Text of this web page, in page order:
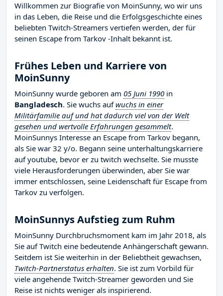
Willkommen zur Biografie von MoinSunny, wo wir uns
in das Leben, die Reise und die Erfolgsgeschichte eines
beliebten Twitch-Streamers vertiefen werden, der für
seinen Escape from Tarkov -Inhalt bekannt ist.
Frühes Leben und Karriere von
MoinSunny
MoinSunny wurde geboren am 05 Juni 1990 in
Bangladesch. Sie wuchs aufwuchs in einer
Militärfamilie auf und hat dadurch viel von der Welt
gesehen und wertvolle Erfahrungen gesammelt.
MoinSunnys Interesse an Escape from Tarkov begann,
als Sie war 32 y/o. Begann seine unterhaltungskarriere
auf youtube, bevor er zu twitch wechselte. Sie musste
viele Herausforderungen überwinden, aber Sie war
immer entschlossen, seine Leidenschaft für Escape from
Tarkov zu verfolgen.
MoinSunnys Aufstieg zum Ruhm
MoinSunny Durchbruchsmoment kam im Jahr 2018, als
Sie auf Twitch eine bedeutende Anhängerschaft gewann.
Seitdem ist Sie weiterhin in der Beliebtheit gewachsen,
Twitch-Partnerstatus erhalten. Sie ist zum Vorbild für
viele angehende Twitch-Streamer geworden und Sie
Reise ist nichts weniger als inspirierend.